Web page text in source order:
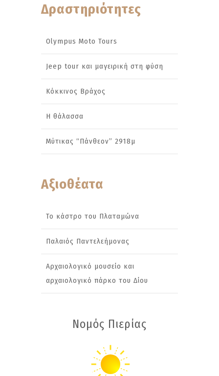
Δραστηριότητες
Olympus Moto Tours
Jeep tour και μαγειρική στη φύση
Κόκκινος Βράχος
Η θάλασσα
Μύτικας “Πάνθεον” 2918μ
Αξιοθέατα
Το κάστρο του Πλαταμώνα
Παλαιός Παντελεήμονας
Αρχαιολογικό μουσείο και
αρχαιολογικό πάρκο του Δίου
Νομός Πιερίας